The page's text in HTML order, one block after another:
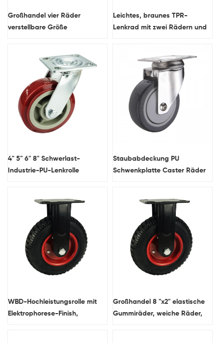
Großhandel vier Räder
verstellbare Größe
Leichtes, braunes TPR-
Lenkrad mit zwei Rädern und
4" 5" 6" 8" Schwerlast-
Industrie-PU-Lenkrolle
Staubabdeckung PU
Schwenkplatte Caster Räder
WBD-Hochleistungsrolle mit
Elektrophorese-Finish,
Großhandel 8 "x2" elastische
Gummiräder, weiche Räder,